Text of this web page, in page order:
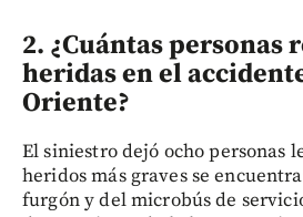
2. ¿Cuántas personas
heridas en el
Oriente?
El siniestro dejó ocho personas
heridos más graves se
furgón y del microbús de